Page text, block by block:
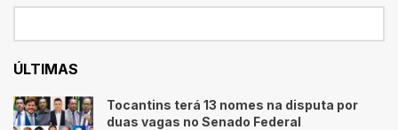
ÚLTIMAS
Tocantins terá 13 nomes na disputa por
duas vagas no Senado Federal